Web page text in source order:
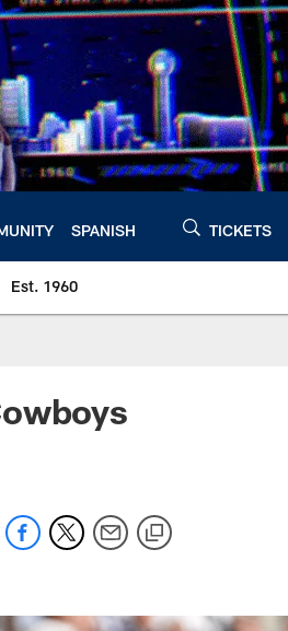
SPANISH TICKETS
Est. 1960